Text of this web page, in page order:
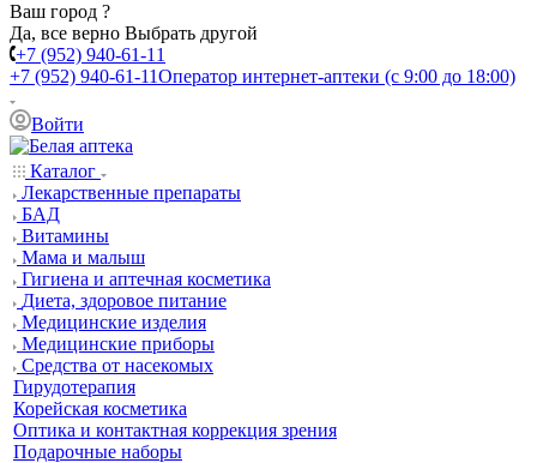
Ваш город ?
Да, все верно Выбрать другой
+7 (952) 940-61-11
+7 (952) 940-61-11Оператор интернет-аптеки (с 9:00 до 18:00)
Войти
Каталог
Лекарственные препараты
БАД
Витамины
Мама и малыш
Гигиена и аптечная косметика
Диета, здоровое питание
Медицинские изделия
Медицинские приборы
Средства от насекомых
Гирудотерапия
Корейская косметика
Оптика и контактная коррекция зрения
Подарочные наборы